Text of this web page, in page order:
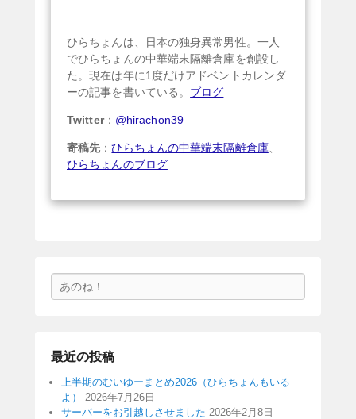
ひらちょんは、日本の独身異常男性。一人
でひらちょんの中華端末隔離倉庫を創設し
た。現在は年に1度だけアドベントカレンダ
ーの記事を書いている。 ブログ
Twitter： @hirachon39
寄稿先 ：ひらちょんの中華端末隔離倉庫、
ひらちょんのブログ
索
最近の投稿
上半期のむいゆーまとめ2026（ひらちょんもいる
よ）
2026年7月26日
サーバーをお引越しさせました 2026年2月8日